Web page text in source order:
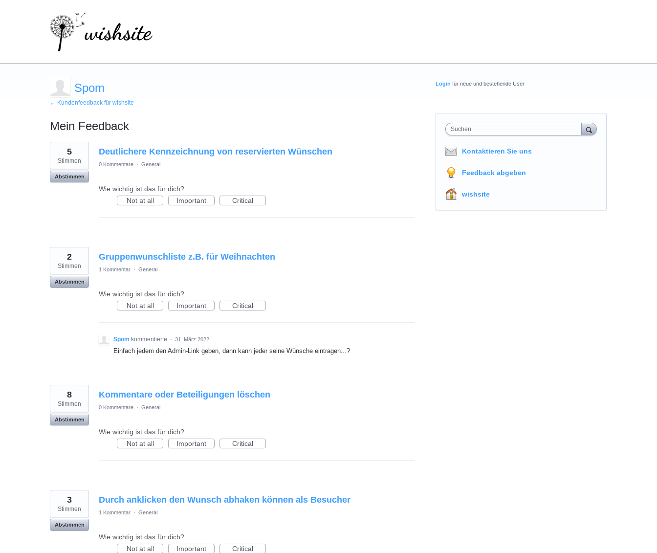
Spom
← Kundenfeedback für wishsite
Mein Feedback
7
gefundene
Ergebnisse
Deutlichere Kennzeichnung von reservierten Wünschen
5
Stimmen
Abstimmen
0 Kommentare · General
Wie wichtig ist das für dich?
Not at all
Important Critical
Gruppenwunschliste z.B. für Weihnachten
2
Stimmen
Abstimmen
1 Kommentar · General
Wie wichtig ist das für dich?
Not at all
Important Critical
Spom kommentierte · 31. März 2022
Einfach jedem den Admin-Link geben, dann kann jeder seine Wünsche eintragen...?
Kommentare oder Beteiligungen löschen
8
Stimmen
Abstimmen
0 Kommentare · General
Wie wichtig ist das für dich?
Not at all
Important Critical
Durch anklicken den Wunsch abhaken können als Besucher
3
Stimmen
Abstimmen
1 Kommentar · General
Wie wichtig ist das für dich?
Not at all
Important Critical
Login für neue und bestehende User
Suchen
Kontaktieren Sie uns
Feedback abgeben
wishsite